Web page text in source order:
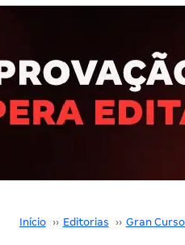
Início ›› Editorias ›› Gran